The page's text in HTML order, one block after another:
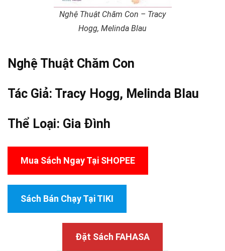
Nghệ Thuật Chăm Con – Tracy
Hogg, Melinda Blau
Nghệ Thuật Chăm Con
Tác Giả: Tracy Hogg, Melinda Blau
Thể Loại: Gia Đình
Mua Sách Ngay Tại SHOPEE
Sách Bán Chạy Tại TIKI
Đặt Sách FAHASA